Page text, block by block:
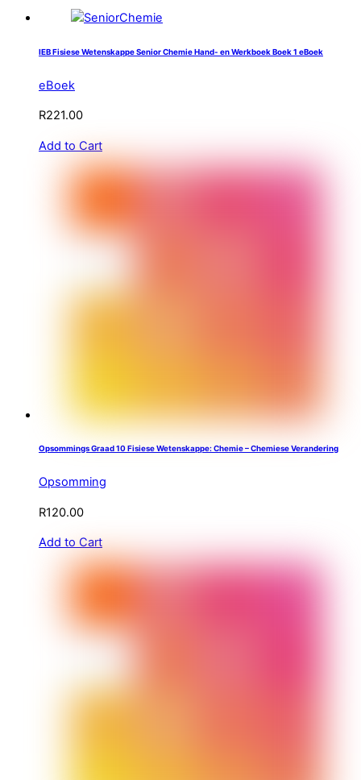
IEB Fisiese Wetenskappe Senior Chemie Hand- en Werkboek Boek 1 eBoek
eBoek
R221.00
Add to Cart
Opsommings Graad 10 Fisiese Wetenskappe: Chemie – Chemiese Verandering
Opsomming
R120.00
Add to Cart